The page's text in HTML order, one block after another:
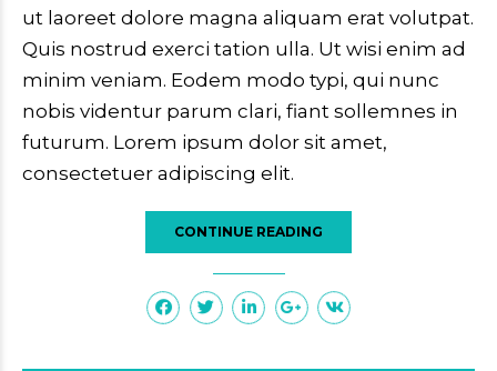
ut laoreet dolore magna aliquam erat volutpat.
Quis nostrud exerci tation ulla. Ut wisi enim ad
minim veniam. Eodem modo typi, qui nunc
nobis videntur parum clari, fiant sollemnes in
futurum. Lorem ipsum dolor sit amet,
consectetuer adipiscing elit.
CONTINUE READING